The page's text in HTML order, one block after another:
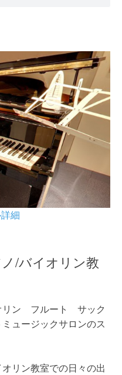
細
/バイオリン教
リン フルート サック
ュージックサロンのス
リン教室での日々の出